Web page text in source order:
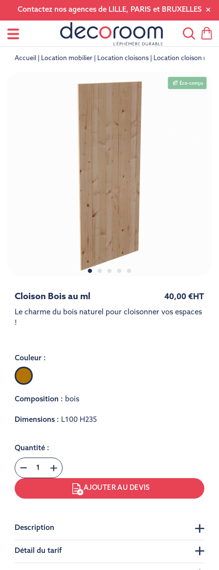
Contactez nos agences de LILLE, PARIS et BRUXELLES
Accueil Location mobilier Location cloisons Location cloison
Cloison Bois au ml 40,00 €HT
Le charme du bois naturel pour cloisonner vos espaces
!
Couleur :
Bois
Composition : bois
Dimensions : L100 H235
Quantité :
AJOUTER AU DEVIS
Description
Détail du tarif